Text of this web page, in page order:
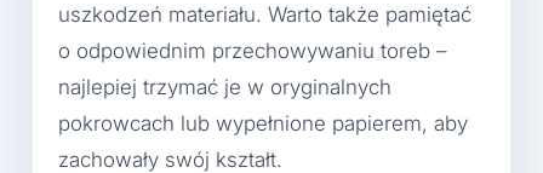
uszkodzeń materiału. Warto także pamiętać
o odpowiednim przechowywaniu toreb –
najlepiej trzymać je w oryginalnych
pokrowcach lub wypełnione papierem, aby
zachowały swój kształt.